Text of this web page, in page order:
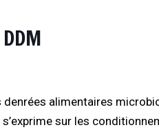
alimentaires
sur les